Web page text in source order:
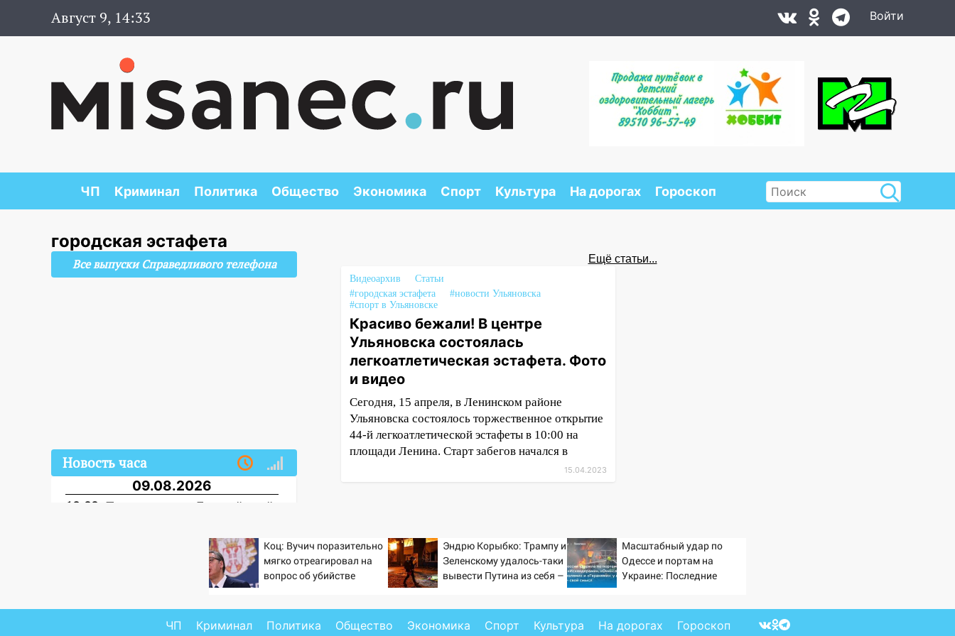
Август 9, 14:33 Войти
ЧП Криминал Политика Общество Экономика Спорт Культура На дорогах Гороскоп
городская эстафета
Ещё статьи...
Видеоархив
Статьи
#городская эстафета
#новости Ульяновска
#спорт в Ульяновске
Красиво бежали! В центре
Ульяновска состоялась
легкоатлетическая эстафета. Фото
и видео
Сегодня, 15 апреля, в Ленинском районе
Ульяновска состоялось торжественное открытие
44-й легкоатлетической эстафеты в 10:00 на
площади Ленина. Старт забегов начался в
15.04.2023
Все выпуски Справедливого телефона
Новость часа
09.08.2026
18:00 Пепелище на Балтийской:
спасатели ликвидировали
Прогноз погоды на 10
В Ульяновске во время
Коц: Вучич поразительно
мягко отреагировал на
вопрос об убийстве
Эндрю Корыбко: Трампу и
Зеленскому удалось-таки
вывести Путина из себя –
Масштабный удар по
Одессе и портам на
Украине: Последние
2026 года
ЧП Криминал Политика Общество Экономика Спорт Культура На дорогах Гороскоп